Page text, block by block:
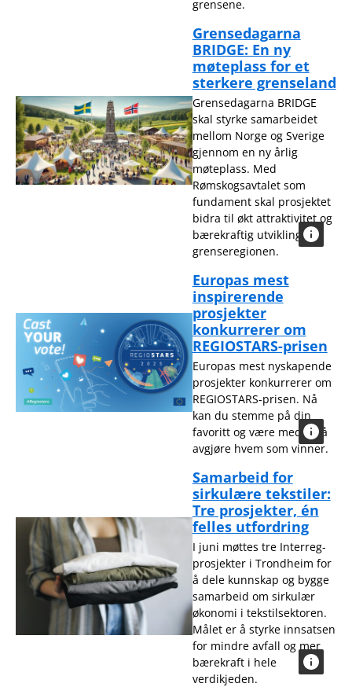
grensene.
Grensedagarna
BRIDGE: En ny
møteplass for et
sterkere grenseland
Grensedagarna BRIDGE
skal styrke samarbeidet
mellom Norge og Sverige
gjennom en ny årlig
møteplass. Med
Rømskogsavtalet som
fundament skal prosjektet
bidra til økt attraktivitet og
bærekraftig utvikling i
grenseregionen.
Europas mest
inspirerende
prosjekter
konkurrerer om
REGIOSTARS-prisen
Europas mest nyskapende
prosjekter konkurrerer om
REGIOSTARS-prisen. Nå
kan du stemme på din
favoritt og være med på å
avgjøre hvem som vinner.
Samarbeid for
sirkulære tekstiler:
Tre prosjekter, én
felles utfordring
I juni møttes tre Interreg-
prosjekter i Trondheim for
å dele kunnskap og bygge
samarbeid om sirkulær
økonomi i tekstilsektoren.
Målet er å styrke innsatsen
for mindre avfall og mer
bærekraft i hele
verdikjeden.